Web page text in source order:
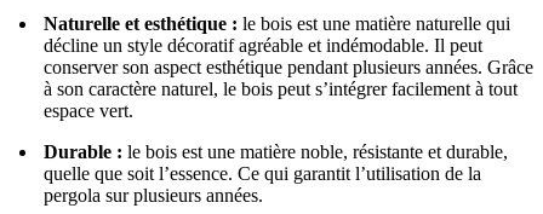
Naturelle et esthétique : le bois est une matière naturelle qui
décline un style décoratif agréable et indémodable. Il peut
conserver son aspect esthétique pendant plusieurs années. Grâce
à son caractère naturel, le bois peut s’intégrer facilement à tout
espace vert.
Durable : le bois est une matière noble, résistante et durable,
quelle que soit l’essence. Ce qui garantit l’utilisation de la
pergola sur plusieurs années.